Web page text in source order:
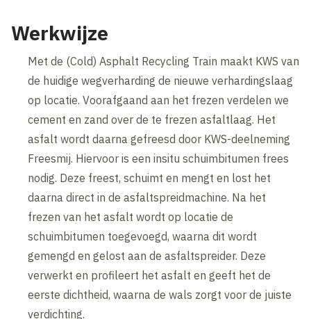
Werkwijze
Met de (Cold) Asphalt Recycling Train maakt KWS van
de huidige wegverharding de nieuwe verhardingslaag
op locatie. Voorafgaand aan het frezen verdelen we
cement en zand over de te frezen asfaltlaag. Het
asfalt wordt daarna gefreesd door KWS-deelneming
Freesmij. Hiervoor is een insitu schuimbitumen frees
nodig. Deze freest, schuimt en mengt en lost het
daarna direct in de asfaltspreidmachine. Na het
frezen van het asfalt wordt op locatie de
schuimbitumen toegevoegd, waarna dit wordt
gemengd en gelost aan de asfaltspreider. Deze
verwerkt en profileert het asfalt en geeft het de
eerste dichtheid, waarna de wals zorgt voor de juiste
verdichting.